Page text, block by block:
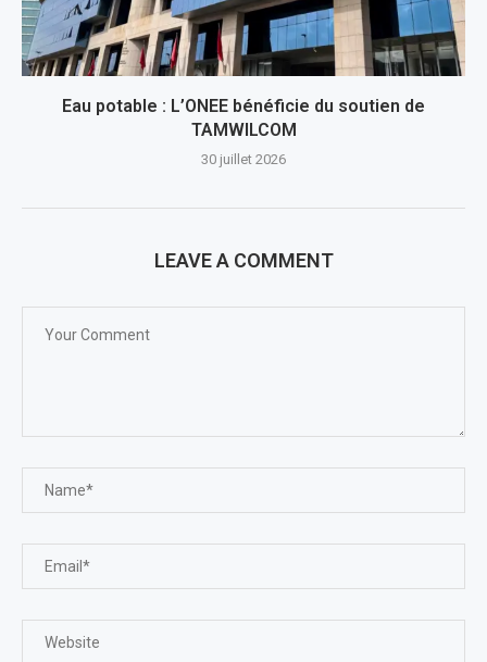
Eau potable : L’ONEE bénéficie du soutien de
TAMWILCOM
30 juillet 2026
LEAVE A COMMENT